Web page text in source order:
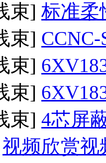
束] 标准柔
束]
束]
束]
束] 4芯屏
视频欣赏视